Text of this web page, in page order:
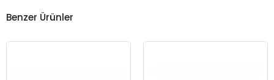
Benzer Ürünler